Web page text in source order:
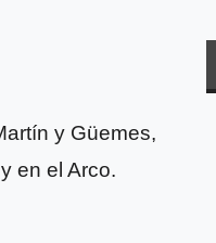
y Güemes,
en el Arco.